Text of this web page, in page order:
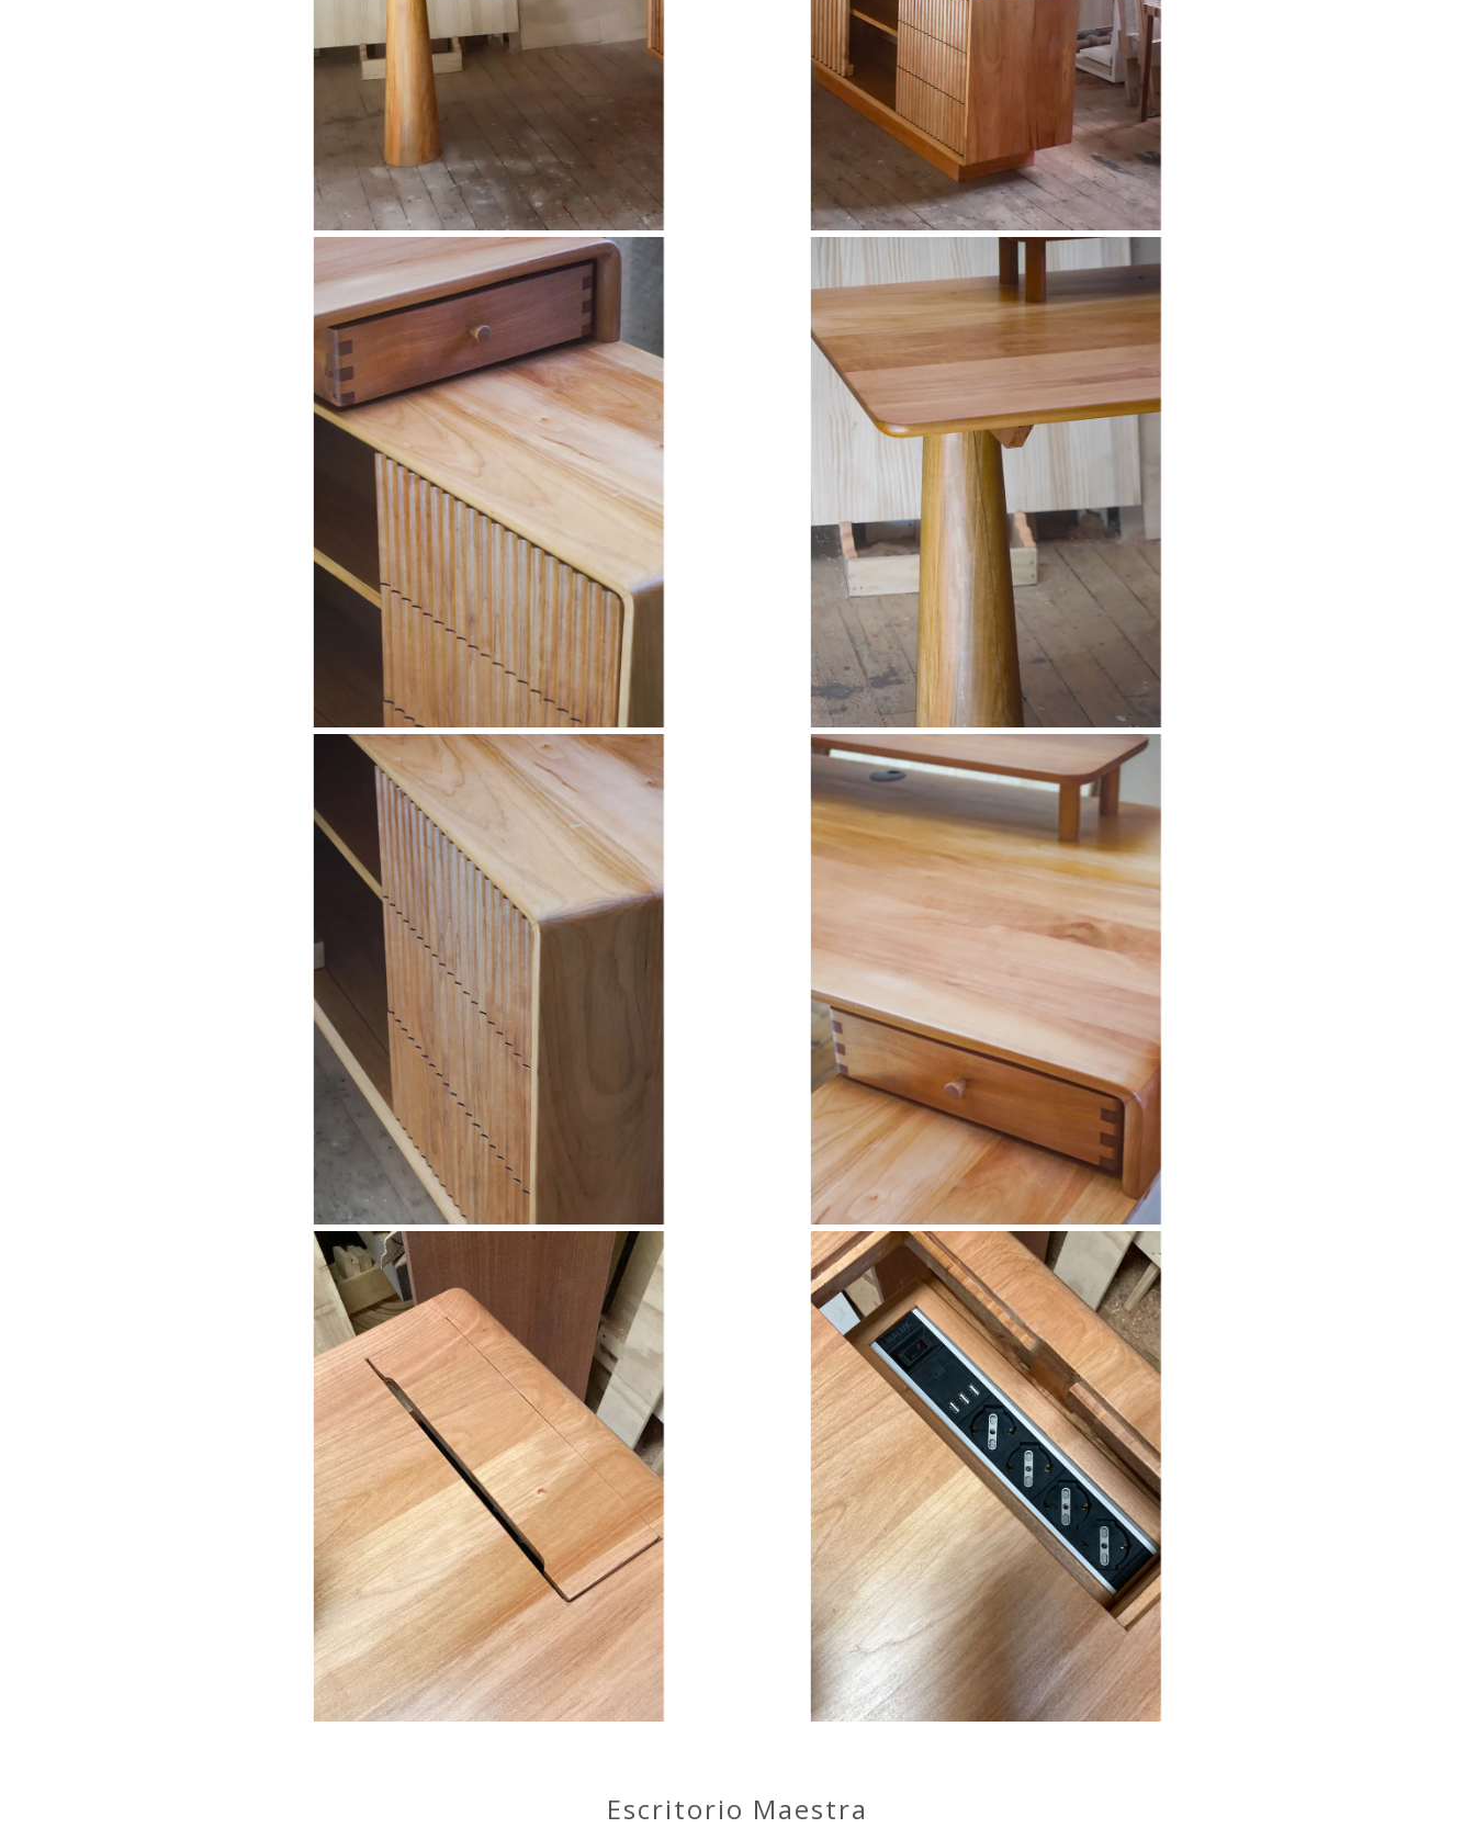
Escritorio Maestra